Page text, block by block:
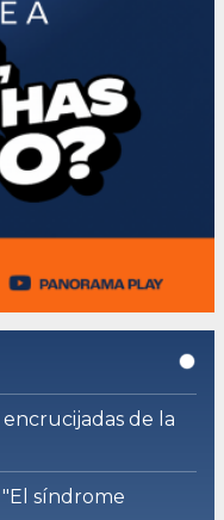
encrucijadas de la
síndrome